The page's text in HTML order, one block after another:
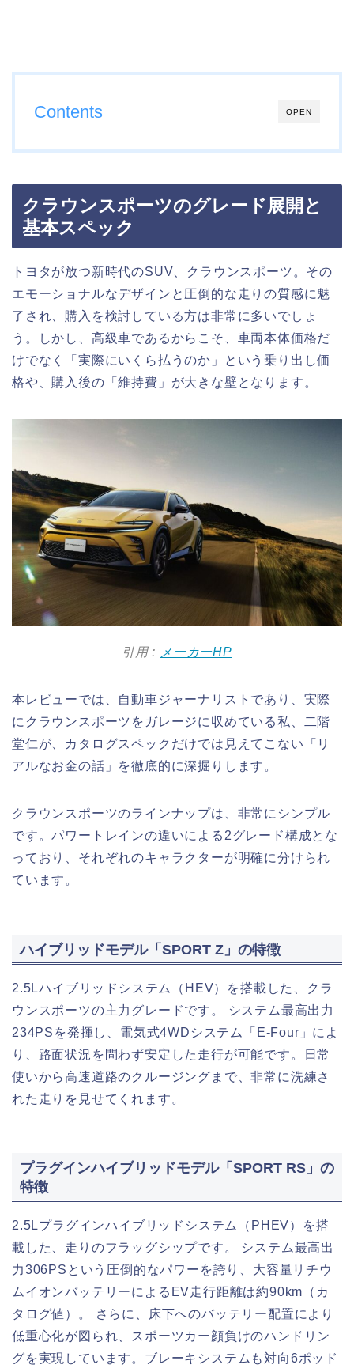
OPEN
Contents
クラウンスポーツのグレード展開と
基本スペック
トヨタが放つ新時代のSUV、クラウンスポーツ。その
エモーショナルなデザインと圧倒的な走りの質感に魅
了され、購入を検討している方は非常に多いでしょ
う。しかし、高級車であるからこそ、車両本体価格だ
けでなく「実際にいくら払うのか」という乗り出し価
格や、購入後の「維持費」が大きな壁となります。
引用 : メーカーHP
本レビューでは、自動車ジャーナリストであり、実際
にクラウンスポーツをガレージに収めている私、二階
堂仁が、カタログスペックだけでは見えてこない「リ
アルなお金の話」を徹底的に深掘りします。
クラウンスポーツのラインナップは、非常にシンプル
です。パワートレインの違いによる2グレード構成とな
っており、それぞれのキャラクターが明確に分けられ
ています。
ハイブリッドモデル「SPORT Z」の特徴
2.5Lハイブリッドシステム（HEV）を搭載した、クラ
ウンスポーツの主力グレードです。 システム最高出力
234PSを発揮し、電気式4WDシステム「E-Four」によ
り、路面状況を問わず安定した走行が可能です。日常
使いから高速道路のクルージングまで、非常に洗練さ
れた走りを見せてくれます。
プラグインハイブリッドモデル「SPORT RS」の
特徴
2.5Lプラグインハイブリッドシステム（PHEV）を搭
載した、走りのフラッグシップです。 システム最高出
力306PSという圧倒的なパワーを誇り、大容量リチウ
ムイオンバッテリーによるEV走行距離は約90km（カ
タログ値）。 さらに、床下へのバッテリー配置により
低重心化が図られ、スポーツカー顔負けのハンドリン
グを実現しています。ブレーキシステムも対向6ポッド